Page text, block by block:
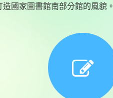
國家圖書館南部分館的風貌。